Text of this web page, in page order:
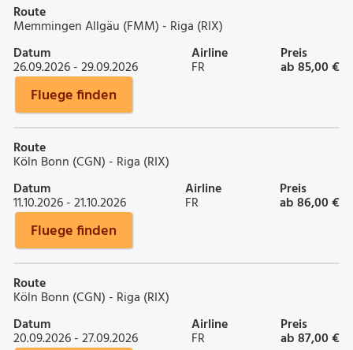
Route
Memmingen Allgäu (FMM) - Riga (RIX)
Datum
26.09.2026 - 29.09.2026
Airline
FR
Preis
ab 85,00 €
Fluege finden
Route
Köln Bonn (CGN) - Riga (RIX)
Datum
11.10.2026 - 21.10.2026
Airline
FR
Preis
ab 86,00 €
Fluege finden
Route
Köln Bonn (CGN) - Riga (RIX)
Datum
20.09.2026 - 27.09.2026
Airline
FR
Preis
ab 87,00 €